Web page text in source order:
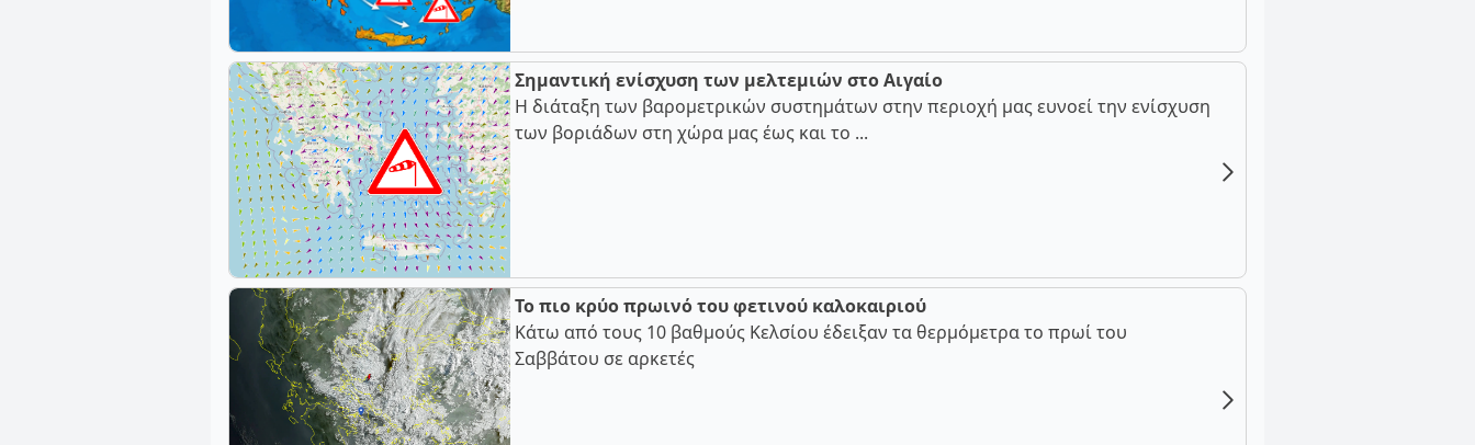
Σημαντική ενίσχυση των μελτεμιών στο Αιγαίο
Η διάταξη των βαρομετρικών συστημάτων στην περιοχή μας ευνοεί την ενίσχυση
των βοριάδων στη χώρα μας έως και το ...
Το πιο κρύο πρωινό του φετινού καλοκαιριού
Κάτω από τους 10 βαθμούς Κελσίου έδειξαν τα θερμόμετρα το πρωί του
Σαββάτου σε αρκετές